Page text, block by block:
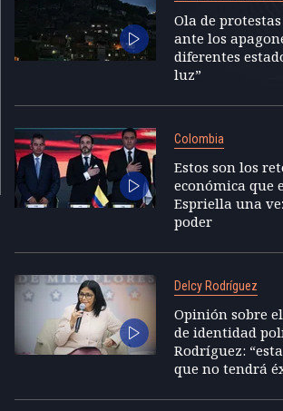
Ola de
ante los
diferentes
luz”
Colombia
Estos son los
económica que
Espriella una
poder
Delcy Rodríguez
Opinión sobre
de identidad
Rodríguez:
que no tendrá